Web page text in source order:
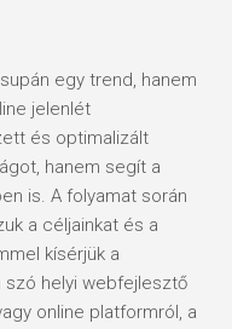
egy trend, hanem
jelenlét
és optimalizált
hanem segít a
is. A folyamat során
a céljainkat és a
kísérjük a
helyi webfejlesztő
online platformról, a